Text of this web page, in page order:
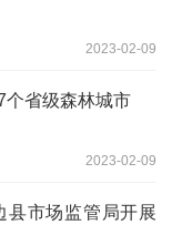
2023-02-09
个省级森林城市
2023-02-09
县市场监管局开展